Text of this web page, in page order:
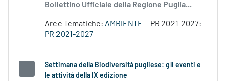
Bollettino Ufficiale della Regione Puglia...
Aree Tematiche: AMBIENTE
PR 2021-2027:
PR 2021-2027
Settimana della Biodiversità pugliese: gli eventi e
le attività della IX edizione